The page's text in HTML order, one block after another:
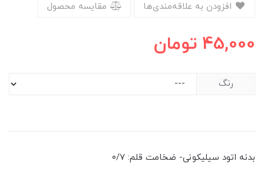
مقایسه محصول
45,000 تومان
رنگ
بدنه اتود سیلیکونی- ضخامت قلم: ۰/۷